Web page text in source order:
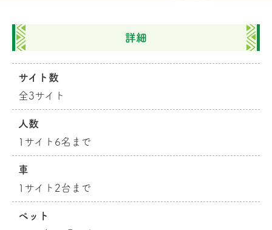
詳細
サイト数
全3サイト
人数
1サイト6名まで
車
1サイト2台まで
ペット